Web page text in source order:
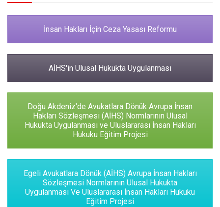
İnsan Hakları İçin Ceza Yasası Reformu
AİHS'in Ulusal Hukukta Uygulanması
Doğu Akdeniz'de Avukatlara Dönük Avrupa İnsan
Hakları Sözleşmesi (AİHS) Normlarının Ulusal
Hukukta Uygulanması ve Uluslararası İnsan Hakları
Hukuku Eğitim Projesi
Egeli Avukatlara Dönük (AİHS) Avrupa İnsan Hakları
Sözleşmesi Normlarının Ulusal Hukukta
Uygulanması Ve Uluslararası İnsan Hakları Hukuku
Eğitim Projesi